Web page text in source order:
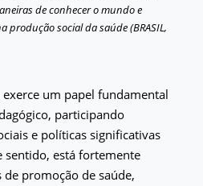
de conhecer o mundo e
produção social da saúde (BRASIL,
exerce um papel fundamental
participando
e políticas significativas
sentido, está fortemente
promoção de saúde,